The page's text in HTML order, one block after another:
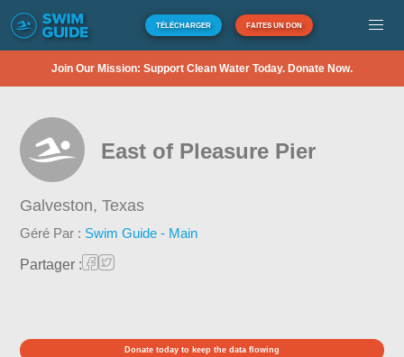
TÉLÉCHARGER FAITES UN DON
Join Our Mission: Support Clean Water Today. Donate Now.
East of Pleasure Pier
Galveston,Texas
Géré Par : Swim Guide - Main
Partager :
Donate today to keep the data flowing